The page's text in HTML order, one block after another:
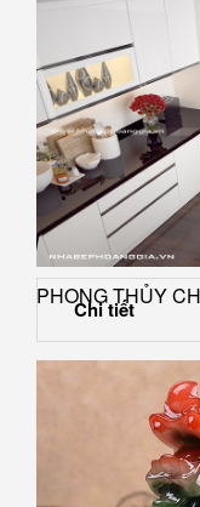
Tư vấn bố trí
Mộc
PHONG THỦY
Chi tiết